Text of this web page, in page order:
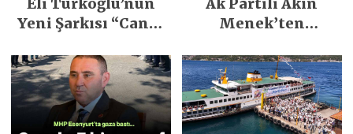
Eli Türkoğlu’nun
Yeni Şarkısı “Canın
İlgi Gördü!..
Ak Partili Akın
Menek’ten
heyelan sonrası
kritik uyarı